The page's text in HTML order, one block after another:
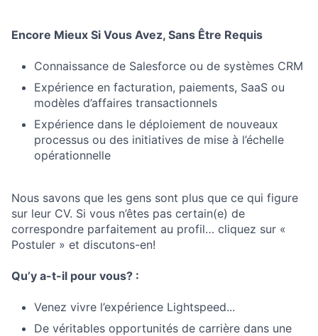
Encore Mieux Si Vous Avez, Sans Être Requis
Connaissance de Salesforce ou de systèmes CRM
Expérience en facturation, paiements, SaaS ou
modèles d’affaires transactionnels
Expérience dans le déploiement de nouveaux
processus ou des initiatives de mise à l’échelle
opérationnelle
Nous savons que les gens sont plus que ce qui figure
sur leur CV. Si vous n’êtes pas certain(e) de
correspondre parfaitement au profil… cliquez sur «
Postuler » et discutons-en!
Qu’y a-t-il pour vous? :
Venez vivre l’expérience Lightspeed...
De véritables opportunités de carrière dans une